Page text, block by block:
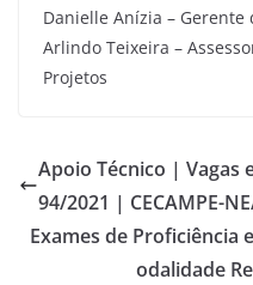
Danielle Anízia – Gerente
Arlindo Teixeira –
Projetos
Apoio Técnico | Vagas
94/2021 | CECAMPE-
Exames de Proficiência
odalidade